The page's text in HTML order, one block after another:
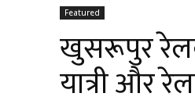
Featured
खुसरूपुर
यात्री और